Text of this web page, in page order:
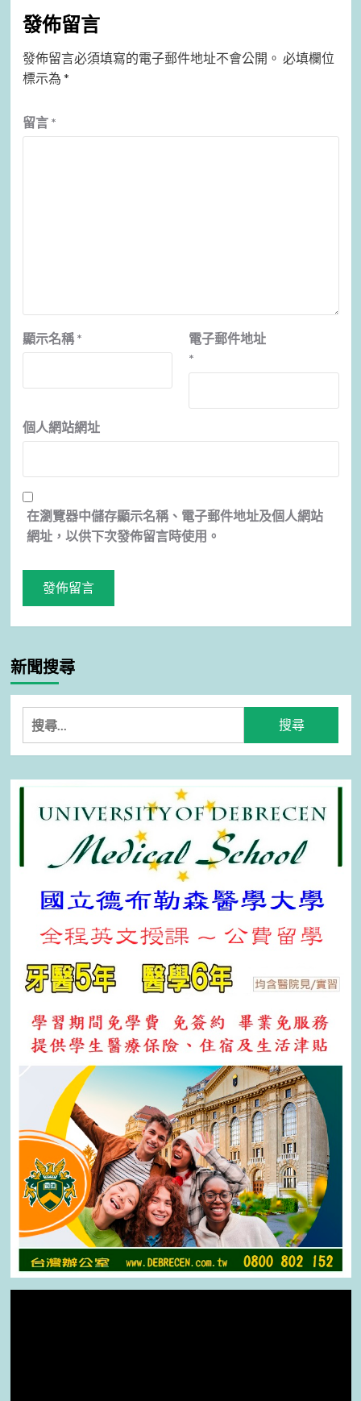
發佈留言
發佈留言必須填寫的電子郵件地址不會公開。 必填欄位
標示為 *
留言 *
顯示名稱 *
電子郵件地址
*
個人網站網址
在瀏覽器中儲存顯示名稱、電子郵件地址及個人網站
網址，以供下次發佈留言時使用。
新聞搜尋
搜
尋
關
鍵